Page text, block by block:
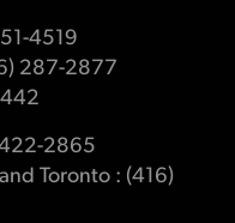
4519
287-2877
422-2865
Toronto : (416)